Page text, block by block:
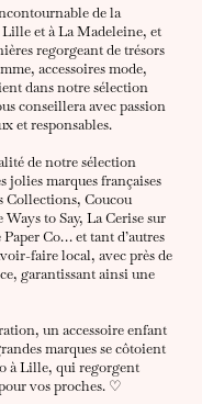
de la
et à La Madeleine, et
regorgeant de trésors
accessoires mode,
dans notre sélection
conseillera avec passion
et responsables.
de notre sélection
jolies marques françaises
Collections, Coucou
to Say, La Cerise sur
Co… et tant d’autres
faire local, avec près de
garantissant ainsi une
un accessoire enfant
marques se côtoient
à Lille, qui regorgent
vos proches. ♡